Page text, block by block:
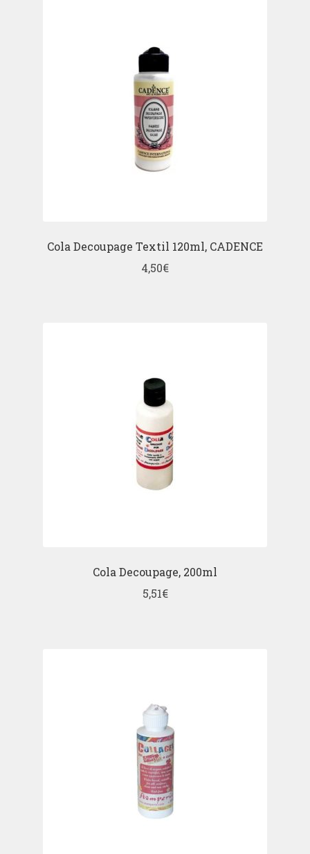
Cola Decoupage Textil 120ml, CADENCE
4,50€
Cola Decoupage, 200ml
5,51€